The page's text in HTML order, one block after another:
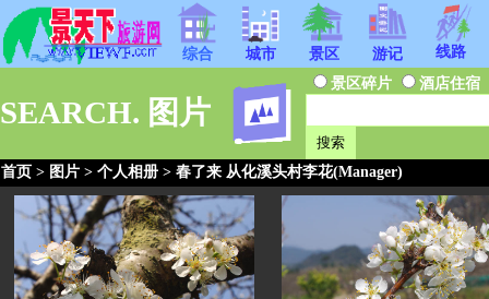
综合 城市 景区 游记 线路
SEARCH. 图片
景区碎片 酒店住宿
首页 > 图片 > 个人相册 > 春了来 从化溪头村李花(Manager)